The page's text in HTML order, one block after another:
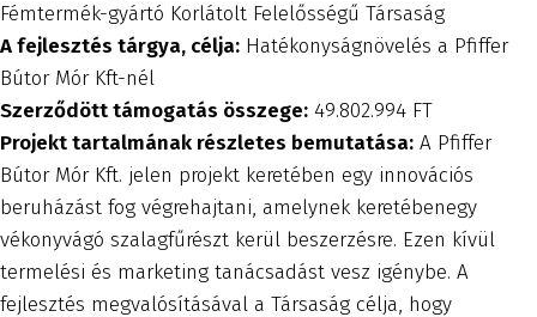
Fémtermék-gyártó Korlátolt Felelősségű Társaság
A fejlesztés tárgya, célja: Hatékonyságnövelés a Pfiffer
Bútor Mór Kft-nél
Szerződött támogatás összege: 49.802.994 FT
Projekt tartalmának részletes bemutatása: A Pfiffer
Bútor Mór Kft. jelen projekt keretében egy innovációs
beruházást fog végrehajtani, amelynek keretébenegy
vékonyvágó szalagfűrészt kerül beszerzésre. Ezen kívül
termelési és marketing tanácsadást vesz igénybe. A
fejlesztés megvalósításával a Társaság célja, hogy